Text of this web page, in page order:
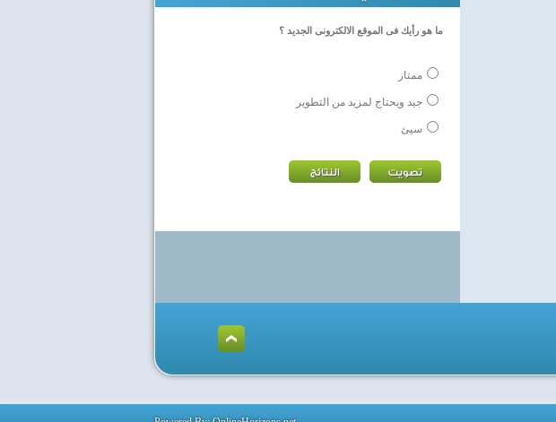
ما هو رأيك فى الموقع الالكترونى الجديد ؟
ممتاز
جيد ويحتاج لمزيد من التطوير
سيئ